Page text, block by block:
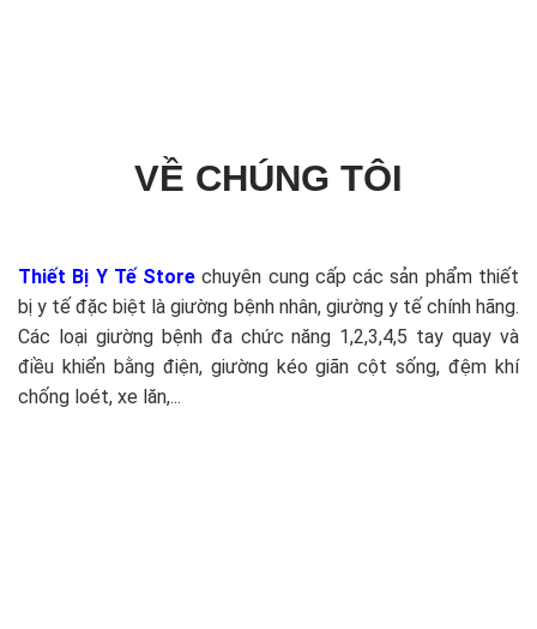
VỀ CHÚNG TÔI
Thiết Bị Y Tế Store chuyên cung cấp các sản phẩm thiết
bị y tế đặc biệt là giường bệnh nhân, giường y tế chính hãng.
Các loại giường bệnh đa chức năng 1,2,3,4,5 tay quay và
điều khiển bằng điện, giường kéo giãn cột sống, đệm khí
chống loét, xe lăn,...